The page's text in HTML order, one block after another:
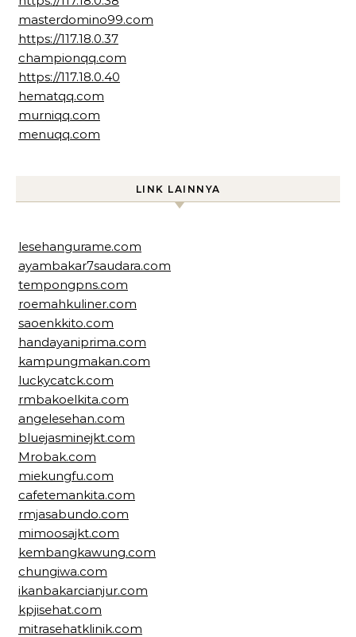
masterdomino99.com
https://117.18.0.37
championqq.com
https://117.18.0.40
hematqq.com
murniqq.com
menuqq.com
LINK LAINNYA
lesehangurame.com
ayambakar7saudara.com
tempongpns.com
roemahkuliner.com
saoenkkito.com
handayaniprima.com
kampungmakan.com
luckycatck.com
rmbakoelkita.com
angelesehan.com
bluejasminejkt.com
Mrobak.com
miekungfu.com
cafetemankita.com
rmjasabundo.com
mimoosajkt.com
kembangkawung.com
chungiwa.com
ikanbakarcianjur.com
kpjisehat.com
mitrasehatklinik.com